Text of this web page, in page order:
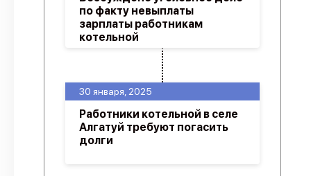
30 января, 2025
Работники котельной в селе
Алгатуй требуют погасить
долги
по факту невыплаты
зарплаты работникам
котельной